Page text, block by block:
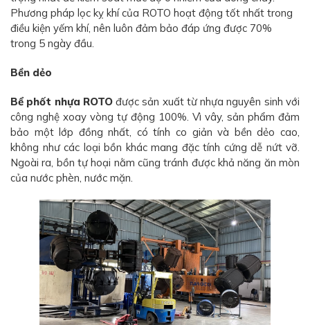
Phương pháp lọc kỵ khí của ROTO hoạt động tốt nhất trong
điều kiện yếm khí, nên luôn đảm bảo đáp ứng được 70%
trong 5 ngày đầu.
Bền dẻo
Bể phốt nhựa ROTOđược sản xuất từ nhựa nguyên sinh với
công nghệ xoay vòng tự động 100%. Vì vây, sản phẩm đảm
bảo một lớp đồng nhất, có tính co giản và bền dẻo cao,
không như các loại bồn khác mang đặc tính cứng dễ nứt vỡ.
Ngoài ra, bồn tự hoại nằm cũng tránh được khả năng ăn mòn
của nước phèn, nước mặn.